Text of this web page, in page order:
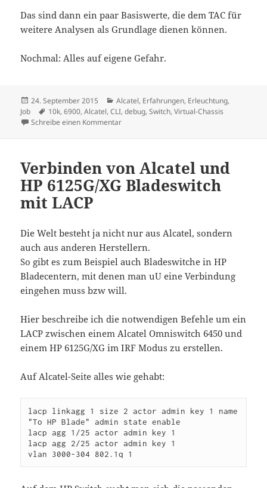
Das sind dann ein paar Basiswerte, die dem TAC für
weitere Analysen als Grundlage dienen können.
Nochmal: Alles auf eigene Gefahr.
Veröffentlicht
am
24. September 2015 Kategorien
Alcatel, Erfahrungen, Erleuchtung,
Job
Schlagwörter
10k,6900,Alcatel,CLI,debug,Switch,Virtual-Chassis
Schreibe einen Kommentarzu Alcatel AOS7 debuggen von high CPU
Verbinden von Alcatel und
HP 6125G/XG Bladeswitch
mit LACP
Die Welt besteht ja nicht nur aus Alcatel, sondern
auch aus anderen Herstellern.
So gibt es zum Beispiel auch Bladeswitche in HP
Bladecentern, mit denen man uU eine Verbindung
eingehen muss bzw will.
Hier beschreibe ich die notwendigen Befehle um ein
LACP zwischen einem Alcatel Omniswitch 6450 und
einem HP 6125G/XG im IRF Modus zu erstellen.
Auf Alcatel-Seite alles wie gehabt:
lacp linkagg 1 size 2 actor admin key 1 name
"To HP Blade" admin state enable
lacp agg 1/25 actor admin key 1
lacp agg 2/25 actor admin key 1